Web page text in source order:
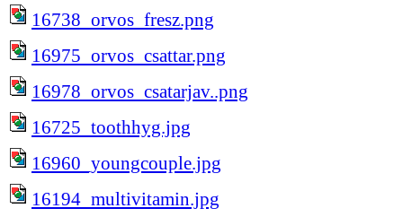
16738_orvos_fresz.png
16975_orvos_csattar.png
16978_orvos_csatarjav..png
16725_toothhyg.jpg
16960_youngcouple.jpg
16194_multivitamin.jpg